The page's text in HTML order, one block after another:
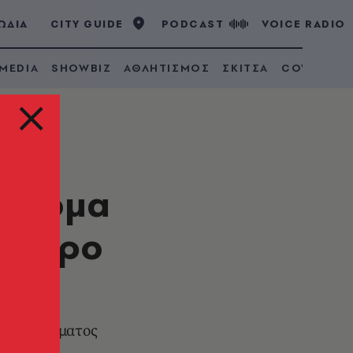
CITY GUIDE PODCAST VOICE RADIO
SHOWBIZ ΑΘΛΗΤΙΣΜΟΣ ΣΚΙΤΣΑ COVID 19